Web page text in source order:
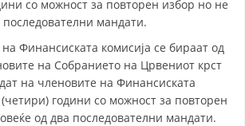
И ДЕЈСТВО ПРИ КАТАСТРОФИ
СПАСИТЕЛНА СТАНИЦА ВОДНО
И ДЕЈСТВУВАЊЕ ПРИ КАТАСТРОФИ
со можност за повторен избор но не
последователни мандати.
Финансиската комисија се бираат од
на Собранието на Црвениот крст
на членовите на Финансиската
(четири) години со можност за повторен
од два последователни мандати.